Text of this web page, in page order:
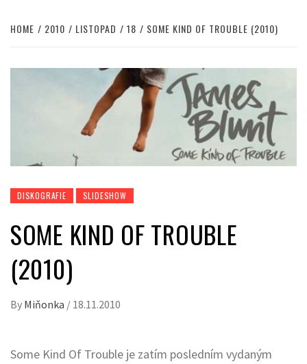
HOME 2010 LISTOPAD 18 SOME KIND OF TROUBLE (2010)
DISKOGRAFIE SLIDESHOW
SOME KIND OF TROUBLE
(2010)
By Miňonka / 18.11.2010
Some Kind Of Trouble je zatím posledním vydaným